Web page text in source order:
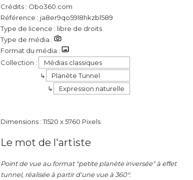
Crédits : Obo360.com
Référence : ja8er9qo59l8hkzbl589
Type de licence : libre de droits
Type de média :
Format du média :
Collection :
Médias classiques
Planète Tunnel
Expression naturelle
Dimensions : 11520 x 5760 Pixels
Le mot de l'artiste
Point de vue au format "petite planète inversée" à effet
tunnel, réalisée à partir d'une vue à 360°.